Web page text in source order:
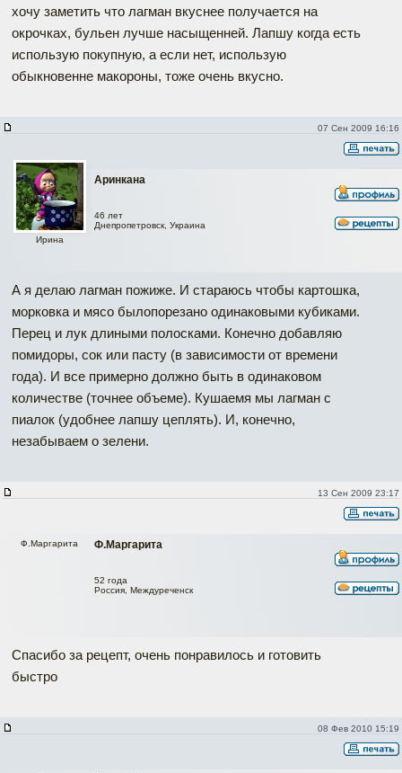
хочу заметить что лагман вкуснее получается на
окрочках, бульен лучше насыщенней. Лапшу когда есть
использую покупную, а если нет, использую
обыкновенне макороны, тоже очень вкусно.
07 Сен 2009 16:16
Аринкана
Ирина
46 лет
Днепропетровск, Украина
А я делаю лагман пожиже. И стараюсь чтобы картошка,
морковка и мясо былопорезано одинаковыми кубиками.
Перец и лук длиными полосками. Конечно добавляю
помидоры, сок или пасту (в зависимости от времени
года). И все примерно должно быть в одинаковом
количестве (точнее объеме). Кушаемя мы лагман с
пиалок (удобнее лапшу цеплять). И, конечно,
незабываем о зелени.
13 Сен 2009 23:17
Ф.Маргарита
Ф.Маргарита
52 года
Россия, Междуреченск
Спасибо за рецепт, очень понравилось и готовить
быстро
08 Фев 2010 15:19